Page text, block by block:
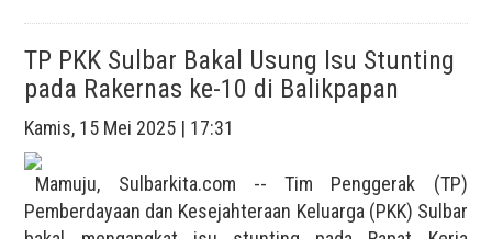
TP PKK Sulbar Bakal Usung Isu Stunting
pada Rakernas ke-10 di Balikpapan
Kamis, 15 Mei 2025 | 17:31
Mamuju, Sulbarkita.com -- Tim Penggerak (TP)
Pemberdayaan dan Kesejahteraan Keluarga (PKK) Sulbar